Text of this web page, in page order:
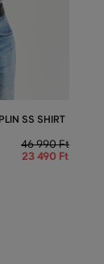
SS SHIRT
46 990 Ft
23 490 Ft